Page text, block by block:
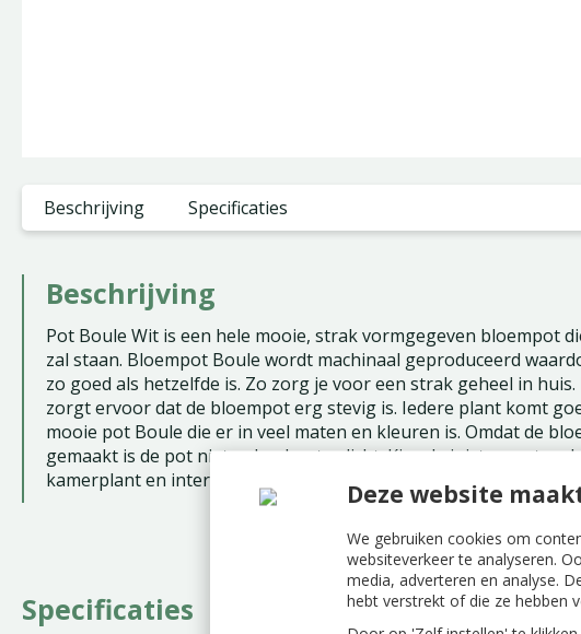
Deze website
We gebruiken cookies om
websiteverkeer te analyseren.
media, adverteren en analyse.
hebt verstrekt of die ze hebben
Beschrijving Specificaties
Beschrijving
Pot Boule Wit is een hele mooie, strak vormgegeven bloempot
zal staan. Bloempot Boule wordt machinaal geproduceerd
zo goed als hetzelfde is. Zo zorg je voor een strak geheel in
zorgt ervoor dat de bloempot erg stevig is. Iedere plant komt
mooie pot Boule die er in veel maten en kleuren is. Omdat de
gemaakt is de pot niet geheel waterdicht. Kies de juiste maat en
kamerplant en interieur past.
Specificaties